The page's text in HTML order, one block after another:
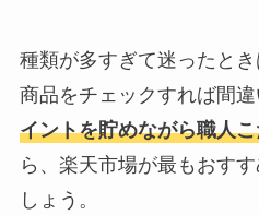
種類が多すぎて迷ったと
商品をチェックすれば間違
イントを貯めながら職人
ら、楽天市場が最もおす
しょう。